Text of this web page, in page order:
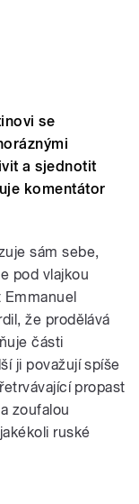
se
a sjednotit
komentátor
sám sebe,
pod vlajkou
že prodělává
části
ji považují spíše
propast
zoufalou
ruské